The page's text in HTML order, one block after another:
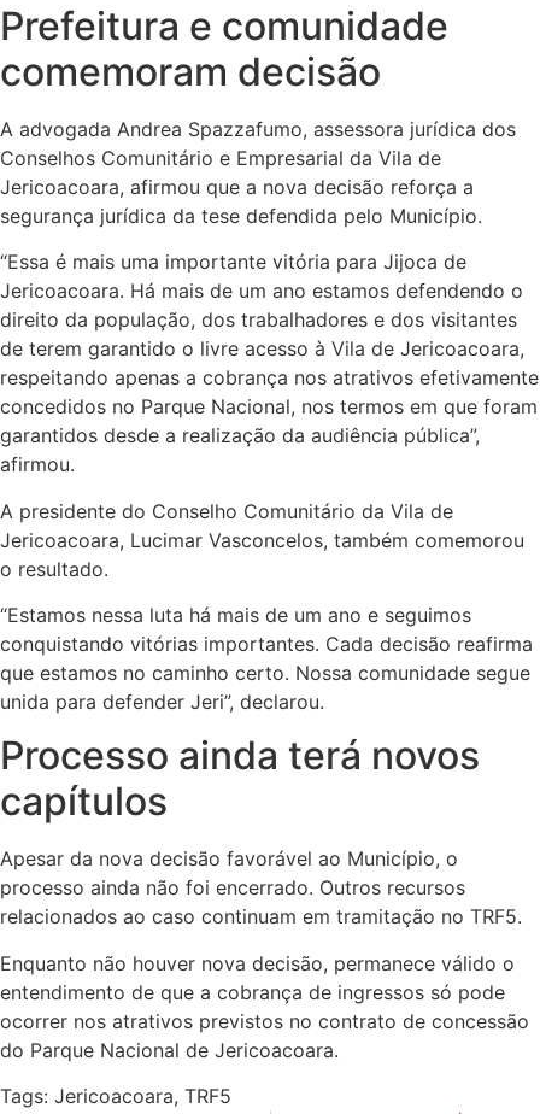
Prefeitura e comunidade
comemoram decisão
A advogada Andrea Spazzafumo, assessora jurídica dos
Conselhos Comunitário e Empresarial da Vila de
Jericoacoara, afirmou que a nova decisão reforça a
segurança jurídica da tese defendida pelo Município.
“Essa é mais uma importante vitória para Jijoca de
Jericoacoara. Há mais de um ano estamos defendendo o
direito da população, dos trabalhadores e dos visitantes
de terem garantido o livre acesso à Vila de Jericoacoara,
respeitando apenas a cobrança nos atrativos efetivamente
concedidos no Parque Nacional, nos termos em que foram
garantidos desde a realização da audiência pública”,
afirmou.
A presidente do Conselho Comunitário da Vila de
Jericoacoara, Lucimar Vasconcelos, também comemorou
o resultado.
“Estamos nessa luta há mais de um ano e seguimos
conquistando vitórias importantes. Cada decisão reafirma
que estamos no caminho certo. Nossa comunidade segue
unida para defender Jeri”, declarou.
Processo ainda terá novos
capítulos
Apesar da nova decisão favorável ao Município, o
processo ainda não foi encerrado. Outros recursos
relacionados ao caso continuam em tramitação no TRF5.
Enquanto não houver nova decisão, permanece válido o
entendimento de que a cobrança de ingressos só pode
ocorrer nos atrativos previstos no contrato de concessão
do Parque Nacional de Jericoacoara.
Tags: Jericoacoara, TRF5